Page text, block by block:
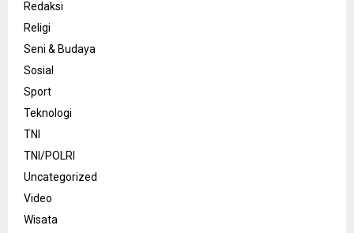
Redaksi
Religi
Seni & Budaya
Sosial
Sport
Teknologi
TNI
TNI/POLRI
Uncategorized
Video
Wisata